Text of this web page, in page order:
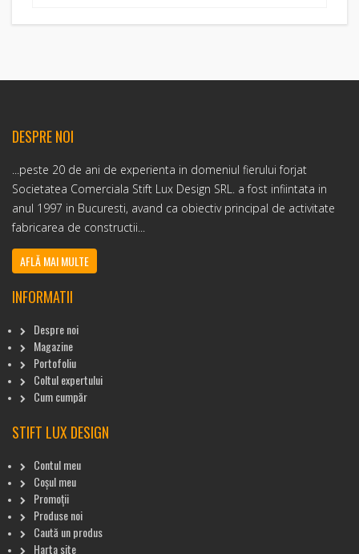
DESPRE NOI
...peste 20 de ani de experienta in domeniul fierului forjat
Societatea Comerciala Stift Lux Design SRL. a fost infiintata in
anul 1997 in Bucuresti, avand ca obiectiv principal de activitate
fabricarea de constructii...
AFLĂ MAI MULTE
INFORMATII
Despre noi
Magazine
Portofoliu
Coltul expertului
Cum cumpăr
STIFT LUX DESIGN
Contul meu
Coșul meu
Promoții
Produse noi
Caută un produs
Harta site